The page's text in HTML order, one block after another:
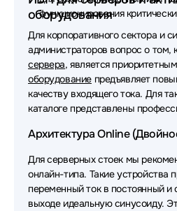
Источники бесперебойного
Источники бесперебойного
Источники бесперебойного
Vertiv
Источники бесперебойного
Источники бесперебойного
функционирования
оборудования
Для корпоративного сектора и
администраторов вопрос о том,
сервера, является
оборудованиепредъявляет
качеству входящего тока. Для
каталоге представлены
Архитектура Online
Для серверных стоек мы
онлайн-типа. Такие устройства
переменный ток в постоянный и
выходе идеальную синусоиду.